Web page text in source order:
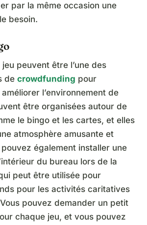
par la même occasion une
besoin.
peuvent être l’une des
de crowdfunding pour
l’environnement de
être organisées autour de
le bingo et les cartes, et elles
atmosphère amusante et
également installer une
du bureau lors de la
peut être utilisée pour
pour les activités caritatives
pouvez demander un petit
chaque jeu, et vous pouvez